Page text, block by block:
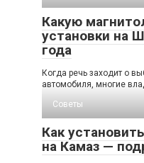
Какую
установки на
года
Когда речь заходит о
автомобиля, многие
Советы
Как
на Камаз —